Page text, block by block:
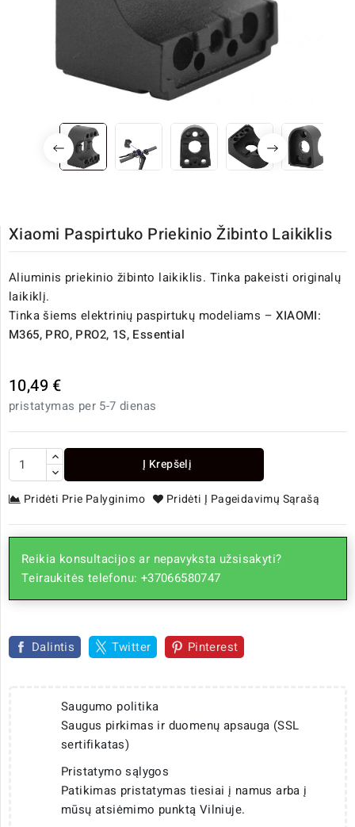
Xiaomi Paspirtuko Priekinio Žibinto Laikiklis
Aliuminis priekinio žibinto laikiklis. Tinka pakeisti originalų
laikiklį.
Tinka šiems elektrinių paspirtukų modeliams –XIAOMI:
M365, PRO, PRO2, 1S, Essential
10,49 €
pristatymas per 5-7 dienas
Į Krepšelį
Pridėti Prie Palyginimo Pridėti Į Pageidavimų Sąrašą
Reikia konsultacijos ar nepavyksta užsisakyti?
Teiraukitės telefonu: +37066580747
Dalintis Twitter Pinterest
Saugumo politika
Saugus pirkimas ir duomenų apsauga (SSL
sertifikatas)
Pristatymo sąlygos
Patikimas pristatymas tiesiai į namus arba į
mūsų atsiėmimo punktą Vilniuje.